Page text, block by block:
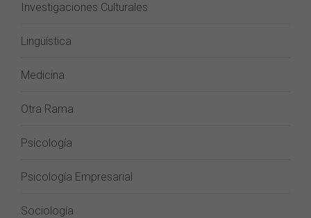
Investigaciones Culturales
Lingüística
Medicina
Otra Rama
Psicología
Psicología Empresarial
Sociología